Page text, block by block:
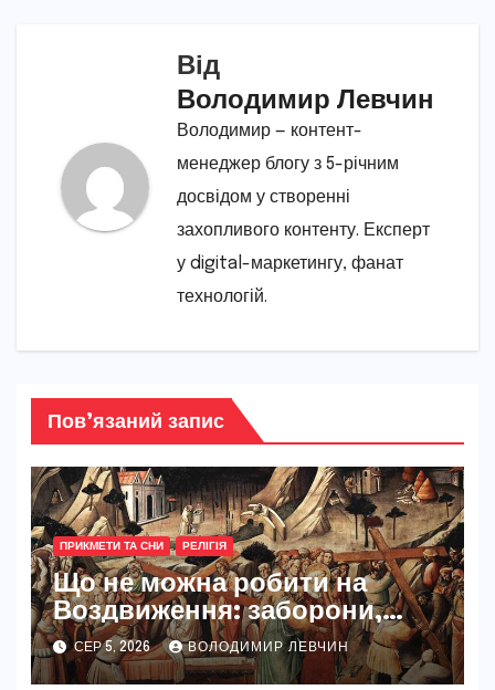
Від
Володимир Левчин
Володимир — контент-
менеджер блогу з 5-річним
досвідом у створенні
захопливого контенту. Експерт
у digital-маркетингу, фанат
технологій.
Пов’язаний запис
ПРИКМЕТИ ТА СНИ РЕЛІГІЯ
Що не можна робити на
Воздвиження: заборони,
традиції та глибокий сенс
свята
СЕР 5, 2026 ВОЛОДИМИР ЛЕВЧИН